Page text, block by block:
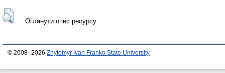
Оглянути опис ресурсу
© 2008–2026 Zhytomyr Ivan Franko State University